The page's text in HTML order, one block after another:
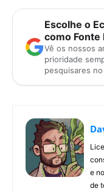
Escolhe o
como Fonte
Vê os nossos
prioridade
pesquisares
e
de